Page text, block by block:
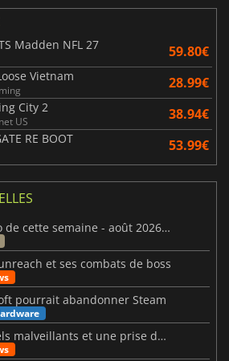
Madden NFL 27
59.80€
Vietnam 28.99€
City 2
US 38.94€
RE BOOT 53.99€
Sorties de jeux vidéo de cette semaine - août 2026 (semaine 32)
et ses combats de boss
pourrait abandonner Steam
Des cartes de logiciels malveillants et une prise de contrôle de Discord ont touché Meccha Chameleon